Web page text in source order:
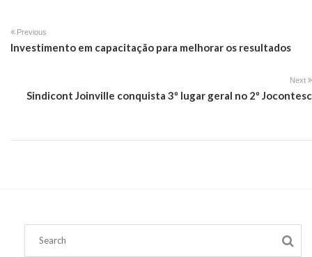
Previous
Investimento em capacitação para melhorar os resultados
Next
Sindicont Joinville conquista 3º lugar geral no 2º Jocontesc